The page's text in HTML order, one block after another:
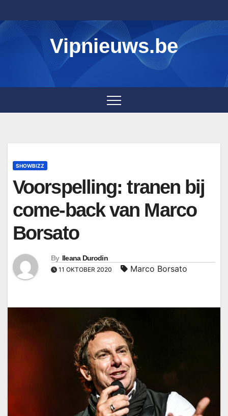
to
content
Vipnieuws.be
SHOWBIZZ
Voorspelling: tranen bij
come-back van Marco
Borsato
By Ileana Durodin
11 OKTOBER 2020 Marco Borsato